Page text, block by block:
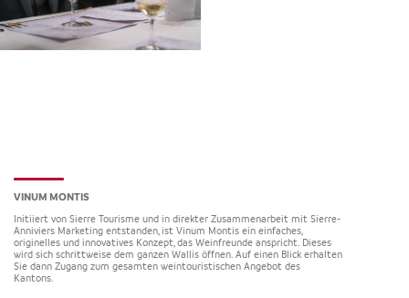
VINUM MONTIS
Initiiert von Sierre Tourisme und in direkter Zusammenarbeit mit Sierre-
Anniviers Marketing entstanden, ist Vinum Montis ein einfaches,
originelles und innovatives Konzept, das Weinfreunde anspricht. Dieses
wird sich schrittweise dem ganzen Wallis öffnen. Auf einen Blick erhalten
Sie dann Zugang zum gesamten weintouristischen Angebot des
Kantons.